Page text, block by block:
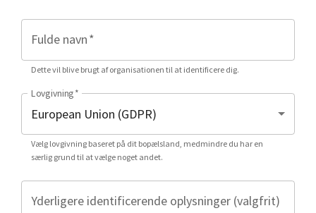
Fulde navn*
Dette vil blive brugt af organisationen til at identificere dig.
Lovgivning*
Vælg lovgivning baseret på dit bopælsland, medmindre du har en
særlig grund til at vælge noget andet.
Yderligere identificerende oplysninger (valgfrit)